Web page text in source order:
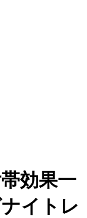
効果一
イトレ